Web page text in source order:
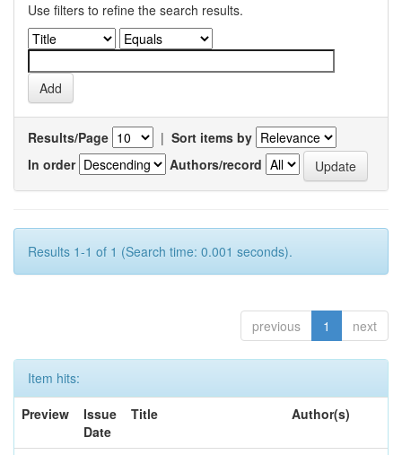
Use filters to refine the search results.
Results/Page | Sort items by
In order
Authors/record
Results 1-1 of 1 (Search time: 0.001 seconds).
previous 1 next
Item hits:
Preview
Issue
Date
Title Author(s)